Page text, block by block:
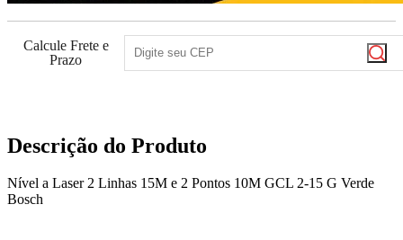
Calcule Frete e
Prazo
Descrição do Produto
Nível a Laser 2 Linhas 15M e 2 Pontos 10M GCL 2-15 G Verde
Bosch